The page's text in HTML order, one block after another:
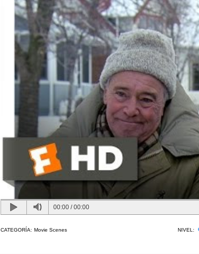
00:00 /00:00
CATEGORÍA: Movie Scenes NIVEL: